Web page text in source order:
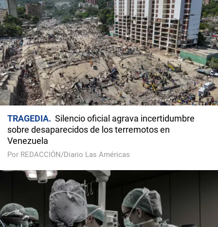
TRAGEDIA
Silencio oficial agrava incertidumbre
sobre desaparecidos de los terremotos en
Venezuela
Por REDACCIÓN/Diario Las Américas